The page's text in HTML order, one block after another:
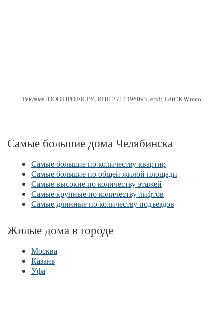
Реклама. ООО ПРОФИ.РУ, ИНН 7714396093, erid: LdtCKWmeo
Самые большие дома Челябинска
Самые большие по количеству квартир
Самые большие по общей жилой площади
Самые высокие по количеству этажей
Самые крупные по количеству лифтов
Самые длинные по количеству подъездов
Жилые дома в городе
Москва
Казань
Уфа